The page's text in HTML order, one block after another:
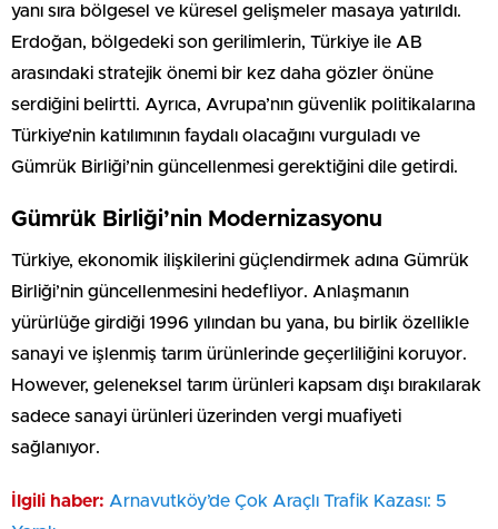
yanı sıra bölgesel ve küresel gelişmeler masaya yatırıldı.
Erdoğan, bölgedeki son gerilimlerin, Türkiye ile AB
arasındaki stratejik önemi bir kez daha gözler önüne
serdiğini belirtti. Ayrıca, Avrupa’nın güvenlik politikalarına
Türkiye’nin katılımının faydalı olacağını vurguladı ve
Gümrük Birliği’nin güncellenmesi gerektiğini dile getirdi.
Gümrük Birliği’nin Modernizasyonu
Türkiye, ekonomik ilişkilerini güçlendirmek adına Gümrük
Birliği’nin güncellenmesini hedefliyor. Anlaşmanın
yürürlüğe girdiği 1996 yılından bu yana, bu birlik özellikle
sanayi ve işlenmiş tarım ürünlerinde geçerliliğini koruyor.
However, geleneksel tarım ürünleri kapsam dışı bırakılarak
sadece sanayi ürünleri üzerinden vergi muafiyeti
sağlanıyor.
İlgili haber: Arnavutköy’de Çok Araçlı Trafik Kazası: 5